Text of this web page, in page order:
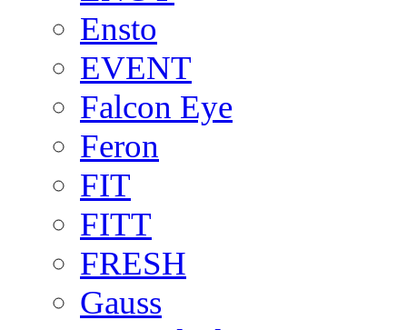
Ensto
EVENT
Falcon Eye
Feron
FIT
FITT
FRESH
Gauss